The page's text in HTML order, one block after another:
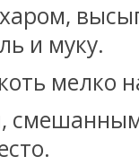
и муку.
мелко